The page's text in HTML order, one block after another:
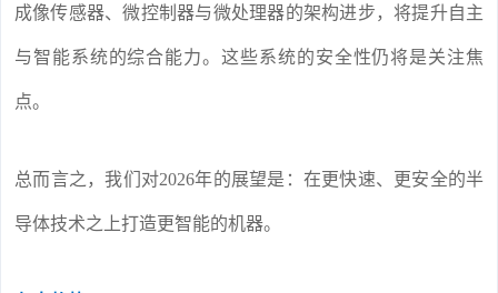
成像传感器、微控制器与微处理器的架构进步，将提升自主
与智能系统的综合能力。这些系统的安全性仍将是关注焦
点。
总而言之，我们对2026年的展望是：在更快速、更安全的半
导体技术之上打造更智能的机器。